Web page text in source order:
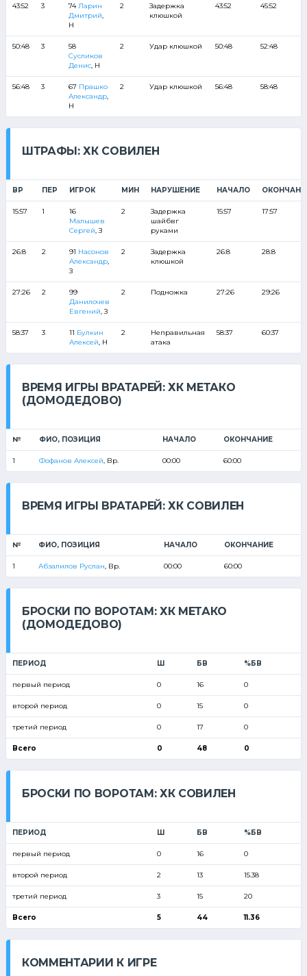
43:52 3 74Ларин
Дмитрий,
Н
2
Задержка
клюшкой
43:52 45:52
50:48 3
58
Сусликов
Денис, Н
2 Удар клюшкой 50:48 52:48
56:48 3 67 Прашко
Александр,
Н
2 Удар клюшкой 56:48 58:48
ШТРАФЫ: ХК СОВИЛЕН
ВР ПЕР ИГРОК МИН НАРУШЕНИЕ НАЧАЛО
15:57 1
16
Малышев
Сергей, З
2
Задержка
шайбвг
руками
15:57 17:57
26:8 2 91 Насонов
Александр,
З
2
Задержка
клюшкой
26:8 28:8
27:26 2
99
Данилочев
Евгений, З
2 Подножка 27:26 29:26
58:37 3 11 Булкин
Алексей, Н
2
Неправильная
атака
58:37 60:37
ВРЕМЯ ИГРЫ ВРАТАРЕЙ: ХК МЕТАКО
(ДОМОДЕДОВО)
№ ФИО, ПОЗИЦИЯ НАЧАЛО ОКОНЧАНИЕ
1 Фофанов Алексей, Вр. 00:00 60:00
ВРЕМЯ ИГРЫ ВРАТАРЕЙ: ХК СОВИЛЕН
№ ФИО, ПОЗИЦИЯ НАЧАЛО ОКОНЧАНИЕ
1 Абзалилов Руслан, Вр. 00:00 60:00
БРОСКИ ПО ВОРОТАМ: ХК МЕТАКО
(ДОМОДЕДОВО)
ПЕРИОД Ш БВ %БВ
первый период 0 16 0
второй период 0 15 0
третий период 0 17 0
Всего 0 48 0
БРОСКИ ПО ВОРОТАМ: ХК СОВИЛЕН
ПЕРИОД Ш БВ %БВ
первый период 0 16 0
второй период 2 13 15.38
третий период 3 15 20
Всего 5 44 11.36
КОММЕНТАРИИ К ИГРЕ